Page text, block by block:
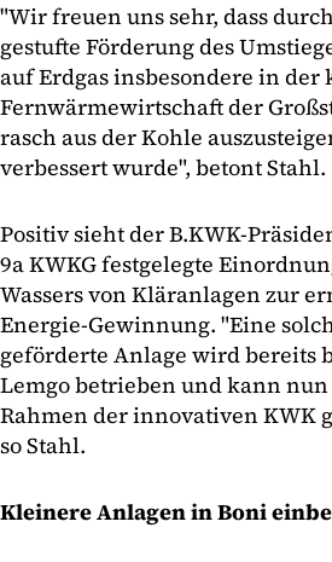
"Wir freuen uns sehr, dass
gestufte Förderung des
auf Erdgas insbesondere in
Fernwärmewirtschaft der
rasch aus der Kohle
verbessert wurde", betont Stahl.
Positiv sieht der B.KWK-
9a KWKG festgelegte
Wassers von Kläranlagen zur
Energie-Gewinnung. "Eine
geförderte Anlage wird bereits
Lemgo betrieben und kann
Rahmen der innovativen KWK
so Stahl.
Kleinere Anlagen in Boni